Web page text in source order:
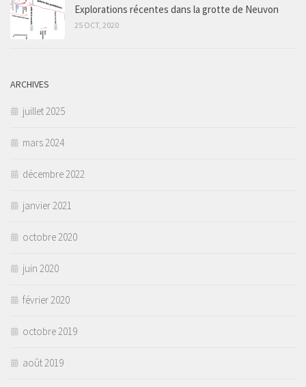
Explorations récentes dans la grotte de Neuvon
25 OCT, 2020
ARCHIVES
juillet 2025
mars 2024
décembre 2022
janvier 2021
octobre 2020
juin 2020
février 2020
octobre 2019
août 2019